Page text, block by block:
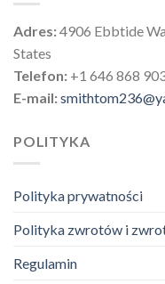
Adres:4906 Ebbtide
States
Telefon: +1 646 868
E-mail:
POLITYKA
Polityka prywatności
Polityka zwrotów i
Regulamin